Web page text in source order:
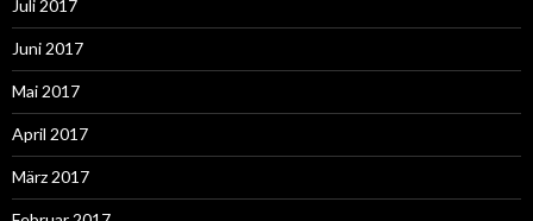
Juli 2017
Juni 2017
Mai 2017
April 2017
März 2017